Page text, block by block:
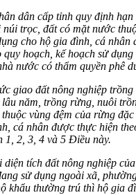
dân cấp tỉnh quy định
núi trọc, đất có mặt nước
cho hộ gia đình, cá nhân
quy hoạch, kế hoạch sử
nước có thẩm quyền phê
giao đất nông nghiệp trồng
năm, trồng rừng, nuôi
vùng đệm của rừng
cá nhân được thực hiện
1, 2, 3, 4 và 5 Điều này.
tích đất nông nghiệp
sử dụng ngoài xã,
khẩu thường trú thì hộ gia